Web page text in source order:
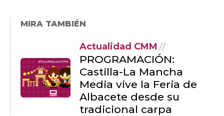
MIRA TAMBIÉN
Actualidad CMM
PROGRAMACIÓN:
Castilla-La Mancha
Media vive la Feria de
Albacete desde su
tradicional carpa